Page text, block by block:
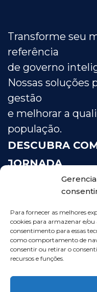
Para fornecer as melhores
cookies para armazenar e/ou
consentimento para essas
como comportamento de
consentir ou retirar o
recursos e funções.
Transforme seu
referência
de governo
Nossas soluções
gestão
e melhorar a
população.
DESCUBRA
JORNADA
PARA UM
FALE COM UM